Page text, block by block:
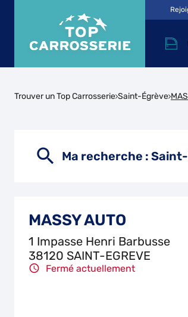
Trouver un Top Carrosserie Saint-Égrève
Ma recherche : Saint-
MASSY AUTO
1 Impasse Henri Barbusse
38120 SAINT-EGREVE
Fermé actuellement